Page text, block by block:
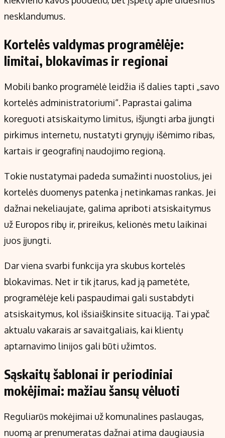
nesklandumus.
Kortelės valdymas programėlėje:
limitai, blokavimas ir regionai
Mobili banko programėlė leidžia iš dalies tapti „savo
kortelės administratoriumi“. Paprastai galima
koreguoti atsiskaitymo limitus, išjungti arba įjungti
pirkimus internetu, nustatyti grynųjų išėmimo ribas,
kartais ir geografinį naudojimo regioną.
Tokie nustatymai padeda sumažinti nuostolius, jei
kortelės duomenys patenka į netinkamas rankas. Jei
dažnai nekeliaujate, galima apriboti atsiskaitymus
už Europos ribų ir, prireikus, kelionės metu laikinai
juos įjungti.
Dar viena svarbi funkcija yra skubus kortelės
blokavimas. Net ir tik įtarus, kad ją pametėte,
programėlėje keli paspaudimai gali sustabdyti
atsiskaitymus, kol išsiaiškinsite situaciją. Tai ypač
aktualu vakarais ar savaitgaliais, kai klientų
aptarnavimo linijos gali būti užimtos.
Sąskaitų šablonai ir periodiniai
mokėjimai: mažiau šansų vėluoti
Reguliarūs mokėjimai už komunalines paslaugas,
nuomą ar prenumeratas dažnai atima daugiausia